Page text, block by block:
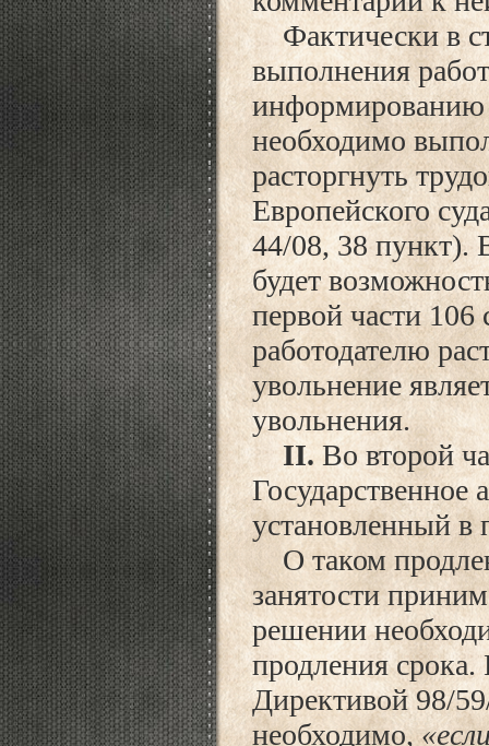
Фактически в
выполнения
информированию
необходимо
расторгнуть
Европейского
44/08, 38 пункт).
будет
первой части 106
работодателю
увольнение
увольнения.
II. Во второй
Государственное
установленный в
О таком
занятости
решении
продления срока.
Директивой 98/
необходимо,